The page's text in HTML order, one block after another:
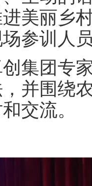
美丽乡
参训人
集团专
并围绕
交流。